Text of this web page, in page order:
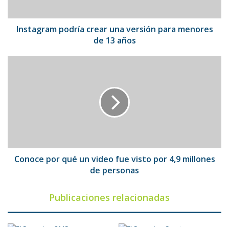
13
añosInstagram podría crear una versión para menores
de 13 años
4,9
millones
Conoce por qué un video fue visto por 4,9 millones
de personas
Publicaciones relacionadas